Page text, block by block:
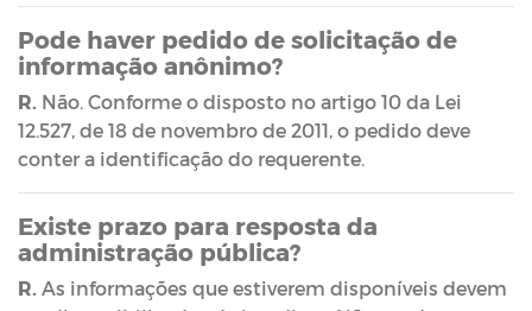
Pode haver pedido de solicitação de
informação anônimo?
R. Não. Conforme o disposto no artigo 10 da Lei
12.527, de 18 de novembro de 2011, o pedido deve
conter a identificação do requerente.
Existe prazo para resposta da
administração pública?
R. As informações que estiverem disponíveis devem